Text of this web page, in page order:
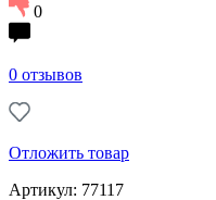
0
0 отзывов
Отложить товар
Артикул: 77117